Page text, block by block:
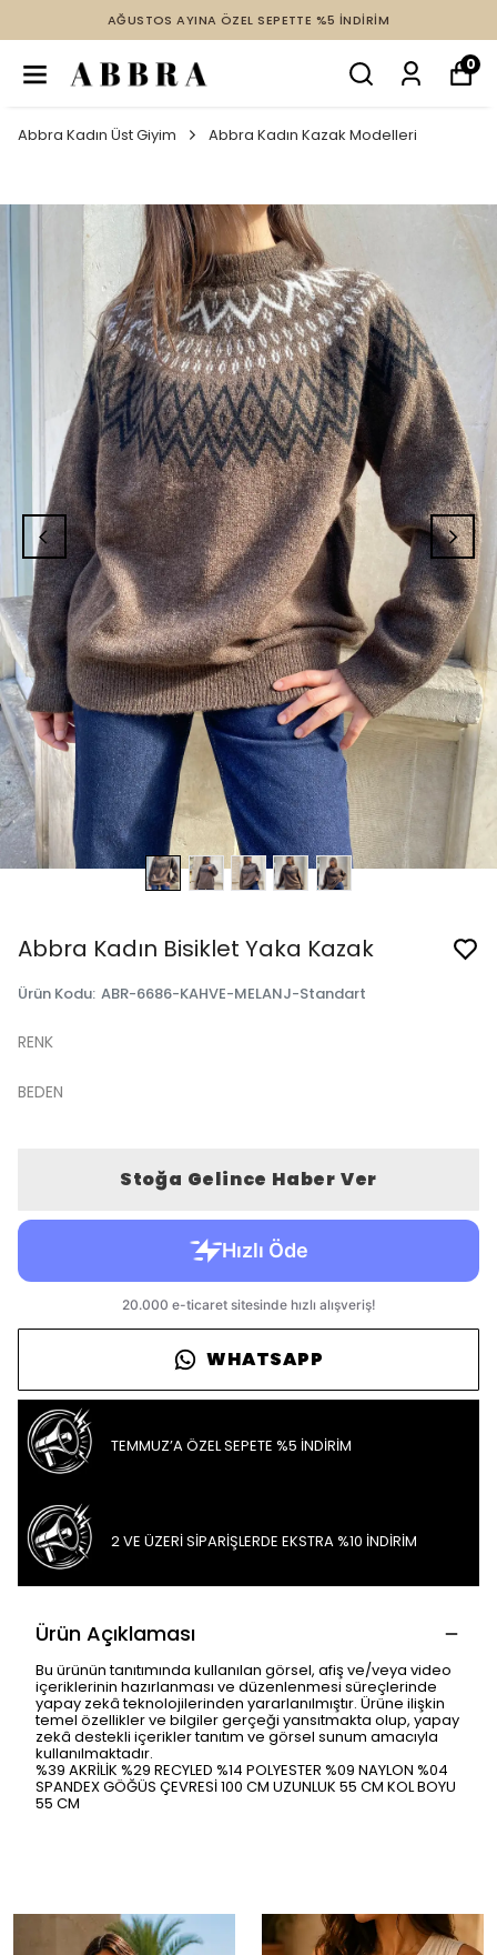
AĞUSTOS AYINA ÖZEL SEPETTE %5 İNDİRİM
0
Abbra Kadın Üst Giyim Abbra Kadın Kazak Modelleri
Abbra Kadın Bisiklet Yaka Kazak
Ürün Kodu: ABR-6686-KAHVE-MELANJ-Standart
RENK
BEDEN
Stoğa Gelince Haber Ver
WHATSAPP
TEMMUZ’A ÖZEL SEPETE %5 İNDİRİM
2 VE ÜZERİ SİPARİŞLERDE EKSTRA %10 İNDİRİM
Ürün Açıklaması
Bu ürünün tanıtımında kullanılan görsel, afiş ve/veya video
içeriklerinin hazırlanması ve düzenlenmesi süreçlerinde
yapay zekâ teknolojilerinden yararlanılmıştır. Ürüne ilişkin
temel özellikler ve bilgiler gerçeği yansıtmakta olup, yapay
zekâ destekli içerikler tanıtım ve görsel sunum amacıyla
kullanılmaktadır.
%39 AKRİLİK %29 RECYLED %14 POLYESTER %09 NAYLON %04
SPANDEX GÖĞÜS ÇEVRESİ 100 CM UZUNLUK 55 CM KOL BOYU
55 CM